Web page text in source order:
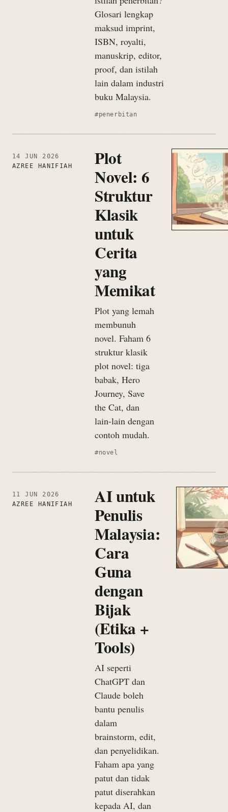
Glosari lengkap
maksud imprint,
ISBN, royalti,
manuskrip, editor,
proof, dan istilah
lain dalam industri
buku Malaysia.
#penerbitan
14 JUN 2026
AZREE HANIFIAH
Plot
Novel: 6
Struktur
Klasik
untuk
Cerita
yang
Memikat
Plot yang lemah
membunuh
novel. Faham 6
struktur klasik
plot novel: tiga
babak, Hero
Journey, Save
the Cat, dan
lain-lain dengan
contoh mudah.
#novel
11 JUN 2026
AZREE HANIFIAH
AI untuk
Penulis
Malaysia:
Cara
Guna
dengan
Bijak
(Etika +
Tools)
AI seperti
ChatGPT dan
Claude boleh
bantu penulis
dalam
brainstorm, edit,
dan penyelidikan.
Faham apa yang
patut dan tidak
patut diserahkan
kepada AI, dan